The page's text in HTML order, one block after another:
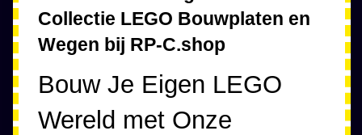
Collectie LEGO Bouwplaten en
Wegen bij RP-C.shop
Bouw Je Eigen LEGO
Wereld met Onze